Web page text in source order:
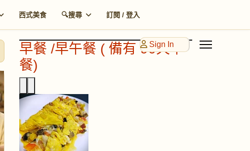
西式美食 🔍搜尋 訂閱 / 登入
Sign In
早餐 /早午餐 ( 備有 90天早
餐)